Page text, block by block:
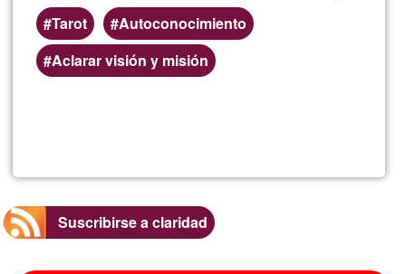
Tarot
Autoconocimiento
Aclarar visión y misión
Pau
Suscribirse a claridad